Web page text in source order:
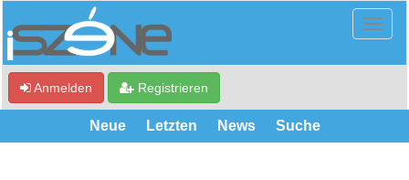
Anmelden Registrieren
Neue Letzten News Suche